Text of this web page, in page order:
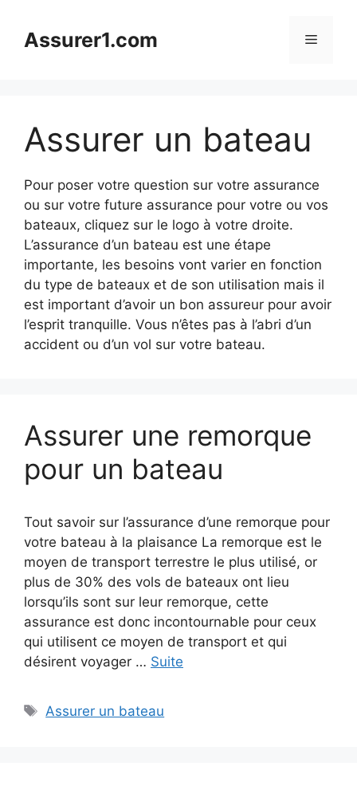
contenuAssurer1.com Menu
Assurer un bateau
Pour poser votre question sur votre assurance
ou sur votre future assurance pour votre ou vos
bateaux, cliquez sur le logo à votre droite.
L’assurance d’un bateau est une étape
importante, les besoins vont varier en fonction
du type de bateaux et de son utilisation mais il
est important d’avoir un bon assureur pour avoir
l’esprit tranquille. Vous n’êtes pas à l’abri d’un
accident ou d’un vol sur votre bateau.
Assurer une remorque
pour un bateau
Tout savoir sur l’assurance d’une remorque pour
votre bateau à la plaisance La remorque est le
moyen de transport terrestre le plus utilisé, or
plus de 30% des vols de bateaux ont lieu
lorsqu’ils sont sur leur remorque, cette
assurance est donc incontournable pour ceux
qui utilisent ce moyen de transport et qui
désirent voyager … Suite
Étiquettes
Assurer un bateau